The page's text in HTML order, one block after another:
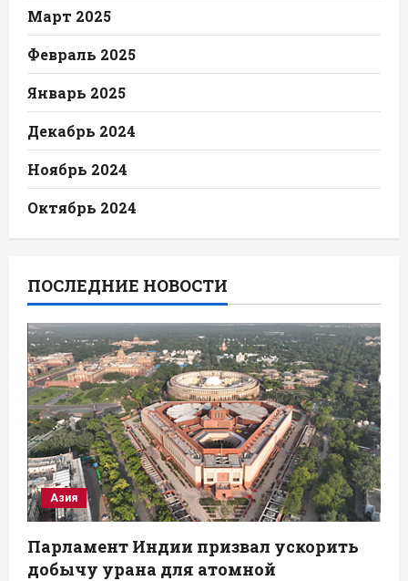
Март 2025
Февраль 2025
Январь 2025
Декабрь 2024
Ноябрь 2024
Октябрь 2024
ПОСЛЕДНИЕ НОВОСТИ
Азия
Парламент Индии призвал ускорить
добычу урана для атомной